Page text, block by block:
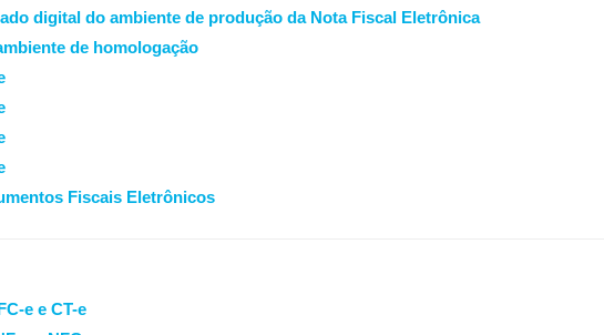
digital do ambiente de produção da Nota Fiscal Eletrônica
de homologação
Fiscais Eletrônicos
e e CT-e